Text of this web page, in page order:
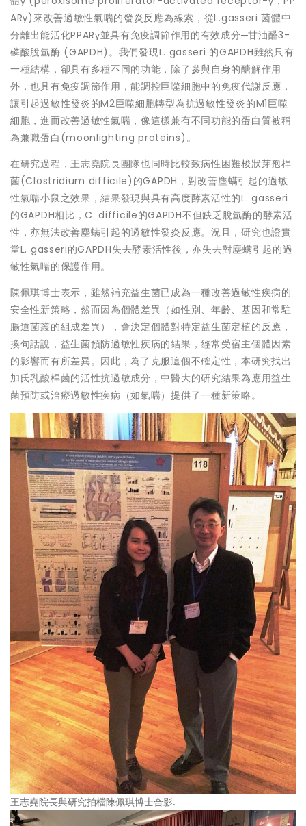
ARγ)來改善過敏性氣喘的發炎反應為線索，從L.gasseri 菌體中
分離出能活化PPARγ並具有免疫調節作用的有效成分─甘油醛3-
磷酸脫氫酶 (GAPDH)。我們發現L. gasseri 的GAPDH雖然只有
一種結構，卻具有多種不同的功能，除了參與自身的醣解作用
外，也具有免疫調節作用，能調控巨噬細胞中的免疫代謝反應，
讓引起過敏性發炎的M2巨噬細胞轉型為抗過敏性發炎的M1巨噬
細胞，進而改善過敏性氣喘，像這樣兼有不同功能的蛋白質被稱
為兼職蛋白(moonlighting proteins)。
在研究過程，王志堯院長團隊也同時比較致病性困難梭狀芽孢桿
菌(Clostridium difficile)的GAPDH，對改善塵螨引起的過敏
性氣喘小鼠之效果，結果發現與具有高度酵素活性的L. gasseri
的GAPDH相比，C. difficile的GAPDH不但缺乏脫氫酶的酵素活
性，亦無法改善塵螨引起的過敏性發炎反應。況且，研究也證實
當L. gasseri的GAPDH失去酵素活性後，亦失去對塵螨引起的過
敏性氣喘的保護作用。
陳佩琪博士表示，雖然補充益生菌已成為一種改善過敏性疾病的
安全性新策略，然而因為個體差異（如性別、年齡、基因和常駐
腸道菌叢的組成差異），會決定個體對特定益生菌定植的反應，
換句話說，益生菌預防過敏性疾病的結果，經常受宿主個體因素
的影響而有所差異。因此，為了克服這個不確定性，本研究找出
加氏乳酸桿菌的活性抗過敏成分，中醫大的研究結果為應用益生
菌預防或治療過敏性疾病（如氣喘）提供了一種新策略。
王志堯院長與研究拍檔陳佩琪博士合影.